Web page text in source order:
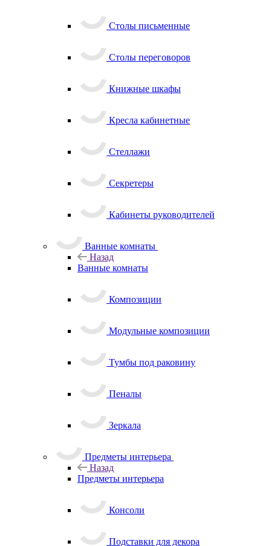
Столы письменные
Столы переговоров
Книжные шкафы
Кресла кабинетные
Стеллажи
Секретеры
Кабинеты руководителей
Ванные комнаты
Назад
Ванные комнаты
Композиции
Модульные композиции
Тумбы под раковину
Пеналы
Зеркала
Предметы интерьера
Назад
Предметы интерьера
Консоли
Подставки для декора